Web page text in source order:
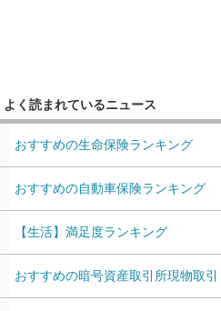
よく読まれているニュース
おすすめの生命保険ランキング
おすすめの自動車保険ランキング
【生活】満足度ランキング
おすすめの暗号資産取引所現物取引